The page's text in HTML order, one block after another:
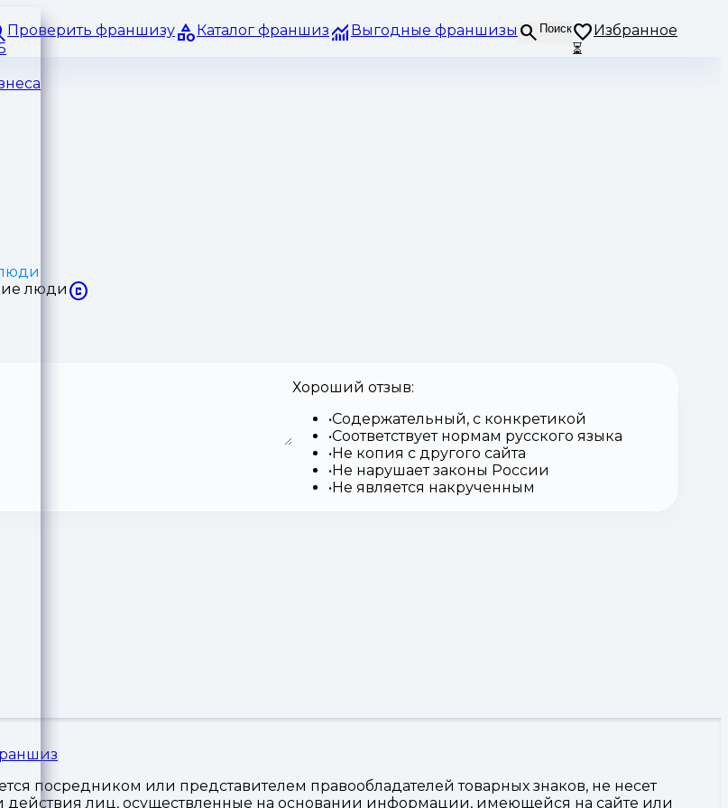
Проверить франшизу Каталог франшиз Выгодные франшизы Поиск
Избранное
⏳
Хороший отзыв:
Содержательный, с конкретикой
Соответствует нормам русского языка
Не копия с другого сайта
Не нарушает законы России
Не является накрученным
посредником или представителем правообладателей товарных знаков, не несет
действия лиц, осуществленные на основании информации, имеющейся на сайте или